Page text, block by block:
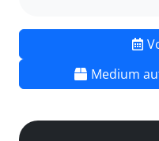
Medium